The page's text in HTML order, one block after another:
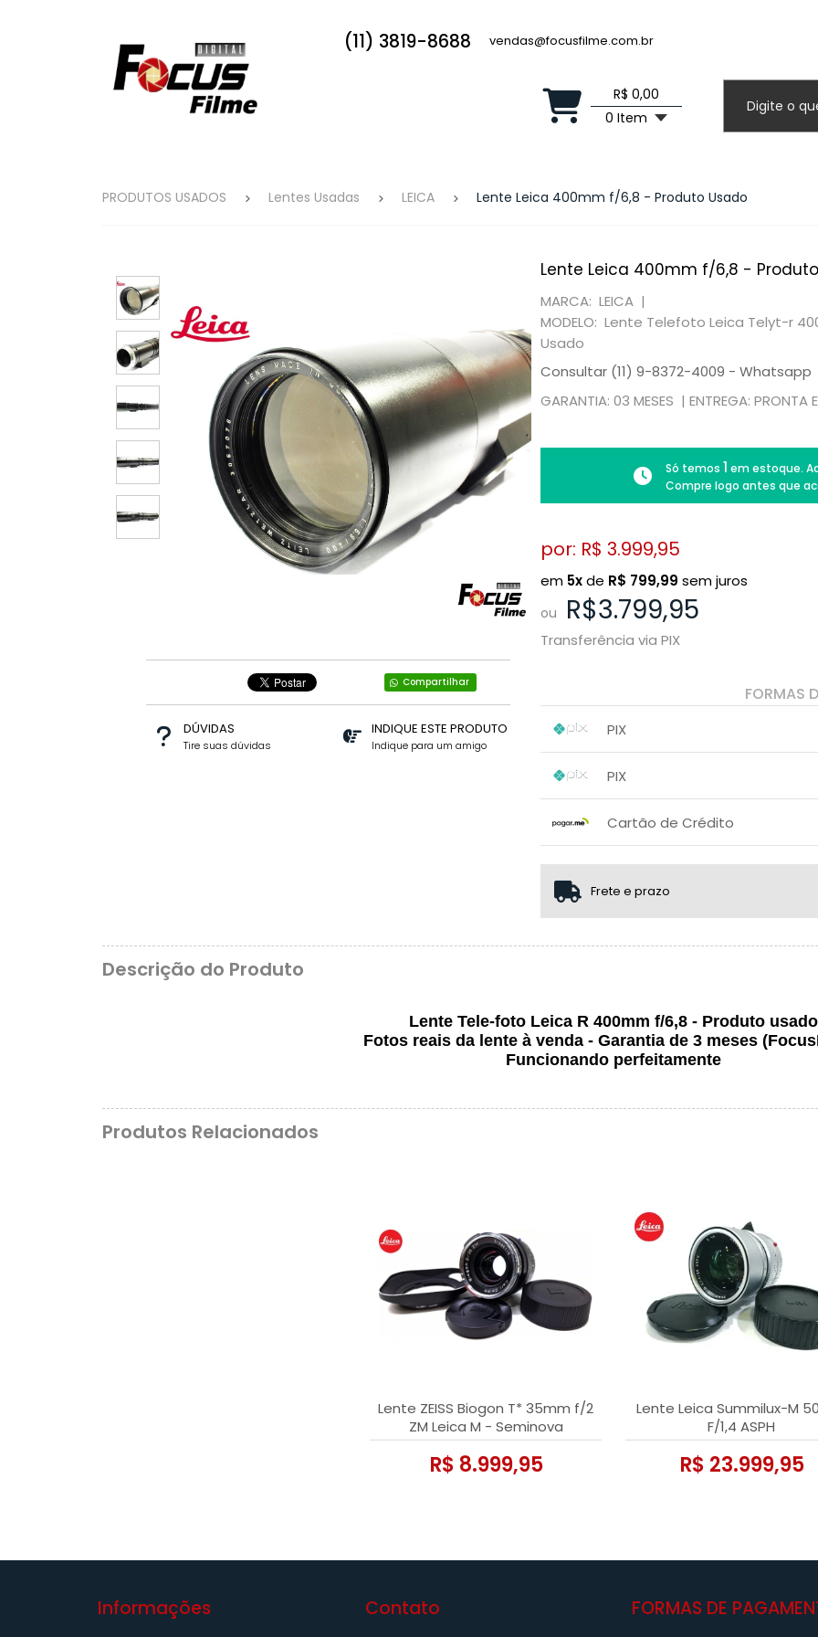
(11) 3819-8688 vendas@focusfilme.com.br
R$ 0,00
0 Item
PRODUTOS USADOS Lentes Usadas LEICA Lente Leica 400mm f/6,8 - Produto Usado
Compartilhar
DÚVIDAS
Tire suas dúvidas
INDIQUE ESTE PRODUTO
Indique para um amigo
Lente Leica 400mm f/6,8 -
MARCA: LEICA |
MODELO: Lente Telefoto Leica Telyt-r
Usado
Consultar (11) 9-8372-4009 - Whatsapp
GARANTIA: 03 MESES | ENTREGA: PRONTA
Só temos 1 em estoque.
Compre logo antes que
por: R$ 3.999,95
em 5xde R$ 799,99 sem juros
ou R$3.799,95
Transferência via PIX
FORMAS
PIX
PIX
Cartão de Crédito
3x sem juros de R$ 1.333,32
.
Frete e prazo
Descrição do Produto
Lente Tele-foto Leica R 400mm f/6,8 - Produto usado
Fotos reais da lente à venda - Garantia de 3 meses
Funcionando perfeitamente
Produtos Relacionados
Lente ZEISS Biogon T* 35mm f/2
ZM Leica M - Seminova
R$ 8.999,95
Lente Leica Summilux-M
F/1,4 ASPH
R$ 23.999,95
Informações Contato FORMAS DE